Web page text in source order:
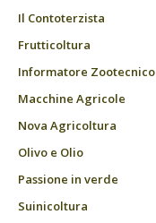
Il Contoterzista
Frutticoltura
Informatore Zootecnico
Macchine Agricole
Nova Agricoltura
Olivo e Olio
Passione in verde
Suinicoltura